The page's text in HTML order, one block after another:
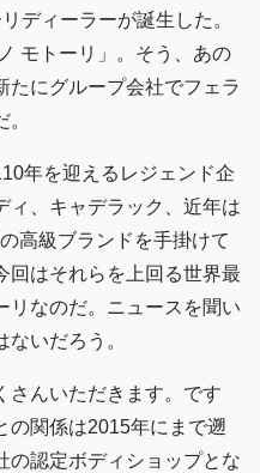
ディーラーが誕生した。
モトーリ」。そう、あの
たにグループ会社でフェラ
年を迎えるレジェンド企
ィ、キャデラック、近年は
高級ブランドを手掛けて
回はそれらを上回る世界最
リなのだ。ニュースを聞い
いだろう。
さんいただきます。です
の関係は2015年にまで遡
の認定ボディショップとな